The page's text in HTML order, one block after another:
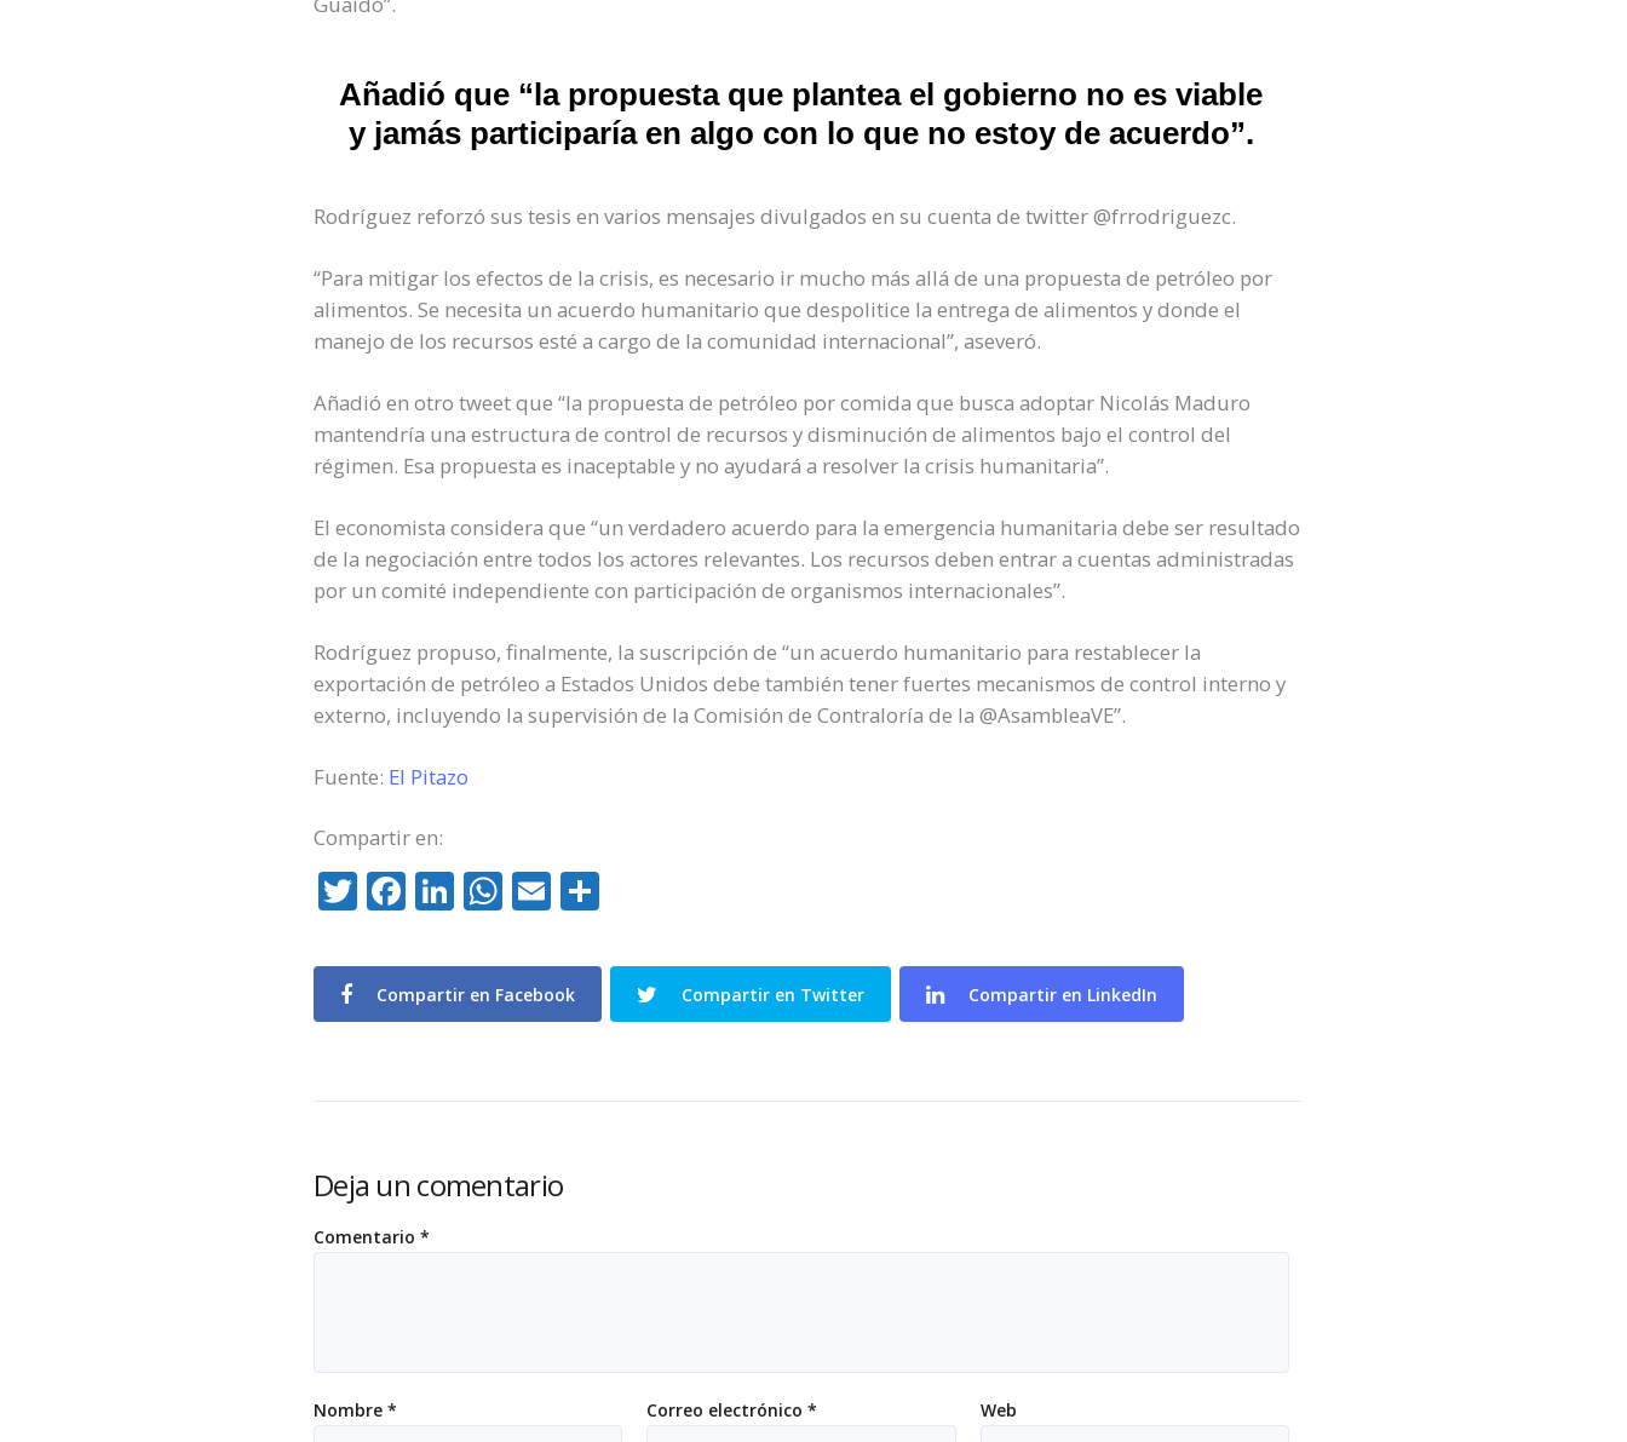
Añadió que “la propuesta que plantea el gobierno no es viable
y jamás participaría en algo con lo que no estoy de acuerdo”.
Rodríguez reforzó sus tesis en varios mensajes divulgados en su cuenta de twitter @frrodriguezc.
“Para mitigar los efectos de la crisis, es necesario ir mucho más allá de una propuesta de petróleo por
alimentos. Se necesita un acuerdo humanitario que despolitice la entrega de alimentos y donde el
manejo de los recursos esté a cargo de la comunidad internacional”, aseveró.
Añadió en otro tweet que “la propuesta de petróleo por comida que busca adoptar Nicolás Maduro
mantendría una estructura de control de recursos y disminución de alimentos bajo el control del
régimen. Esa propuesta es inaceptable y no ayudará a resolver la crisis humanitaria”.
El economista considera que “un verdadero acuerdo para la emergencia humanitaria debe ser resultado
de la negociación entre todos los actores relevantes. Los recursos deben entrar a cuentas administradas
por un comité independiente con participación de organismos internacionales”.
Rodríguez propuso, finalmente, la suscripción de “un acuerdo humanitario para restablecer la
exportación de petróleo a Estados Unidos debe también tener fuertes mecanismos de control interno y
externo, incluyendo la supervisión de la Comisión de Contraloría de la @AsambleaVE”.
Fuente: El Pitazo
Compartir en:
Twitter
Facebook
LinkedIn
WhatsApp
Email
Compartir en Facebook Compartir en Twitter Compartir en LinkedIn
Deja un comentario
Comentario*
Nombre* Correo electrónico* Web